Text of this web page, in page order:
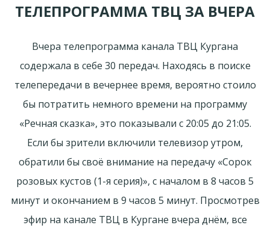
ТЕЛЕПРОГРАММА ТВЦ ЗА ВЧЕРА
Вчера телепрограмма канала ТВЦ Кургана
содержала в себе 30 передач. Находясь в поиске
телепередачи в вечернее время, вероятно стоило
бы потратить немного времени на программу
«Речная сказка», это показывали с 20:05 до 21:05.
Если бы зрители включили телевизор утром,
обратили бы своё внимание на передачу «Сорок
розовых кустов (1-я серия)», с началом в 8 часов 5
минут и окончанием в 9 часов 5 минут. Просмотрев
эфир на канале ТВЦ в Кургане вчера днём, все